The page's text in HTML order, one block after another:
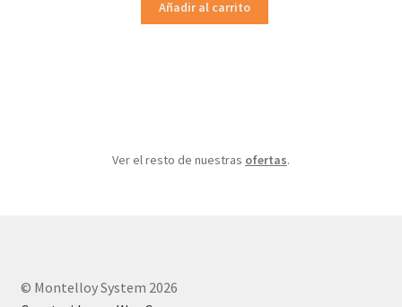
original
era:
actual
es:
Añadir al carrito
Ver el resto de nuestras ofertas.
© Montelloy System 2026